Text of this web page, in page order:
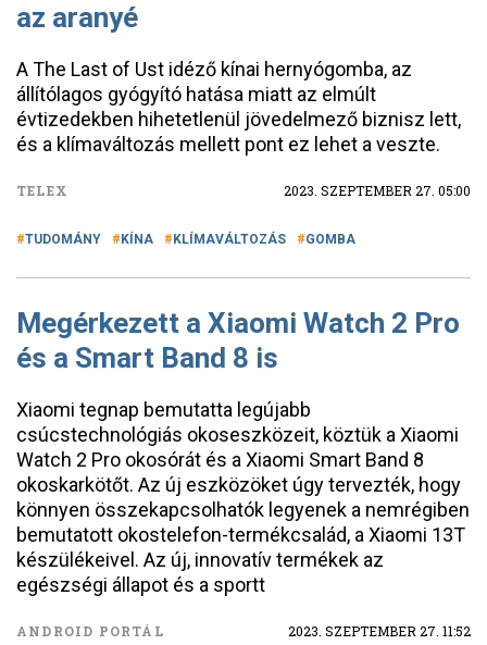
az aranyé
A The Last of Ust idéző kínai hernyógomba, az
állítólagos gyógyító hatása miatt az elmúlt
évtizedekben hihetetlenül jövedelmező biznisz lett,
és a klímaváltozás mellett pont ez lehet a veszte.
TELEX 2023. SZEPTEMBER 27. 05:00
TUDOMÁNY KÍNA KLÍMAVÁLTOZÁS GOMBA
Megérkezett a Xiaomi Watch 2 Pro
és a Smart Band 8 is
Xiaomi tegnap bemutatta legújabb
csúcstechnológiás okoseszközeit, köztük a Xiaomi
Watch 2 Pro okosórát és a Xiaomi Smart Band 8
okoskarkötőt. Az új eszközöket úgy tervezték, hogy
könnyen összekapcsolhatók legyenek a nemrégiben
bemutatott okostelefon-termékcsalád, a Xiaomi 13T
készülékeivel. Az új, innovatív termékek az
egészségi állapot és a sportt
ANDROID PORTÁL 2023. SZEPTEMBER 27. 11:52